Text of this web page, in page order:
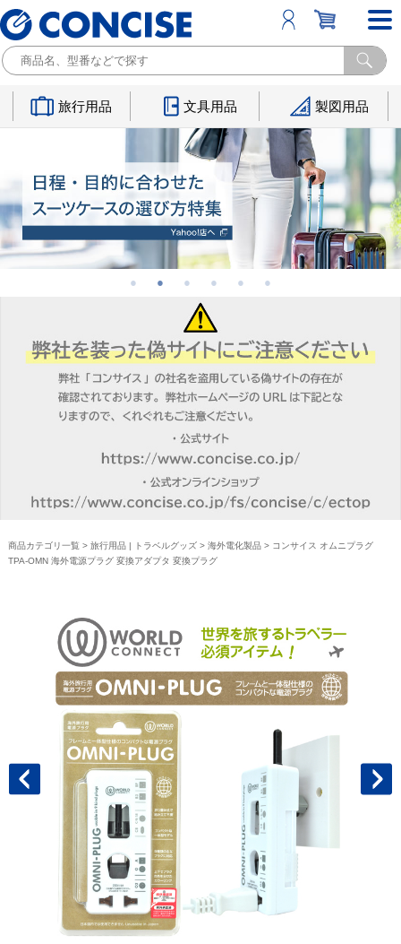
旅行用品 文具用品 製図用品
商品カテゴリ一覧 > 旅行用品 | トラベルグッズ> 海外電化製品> コンサイス オムニプラグ
TPA-OMN 海外電源プラグ 変換アダプタ 変換プラグ